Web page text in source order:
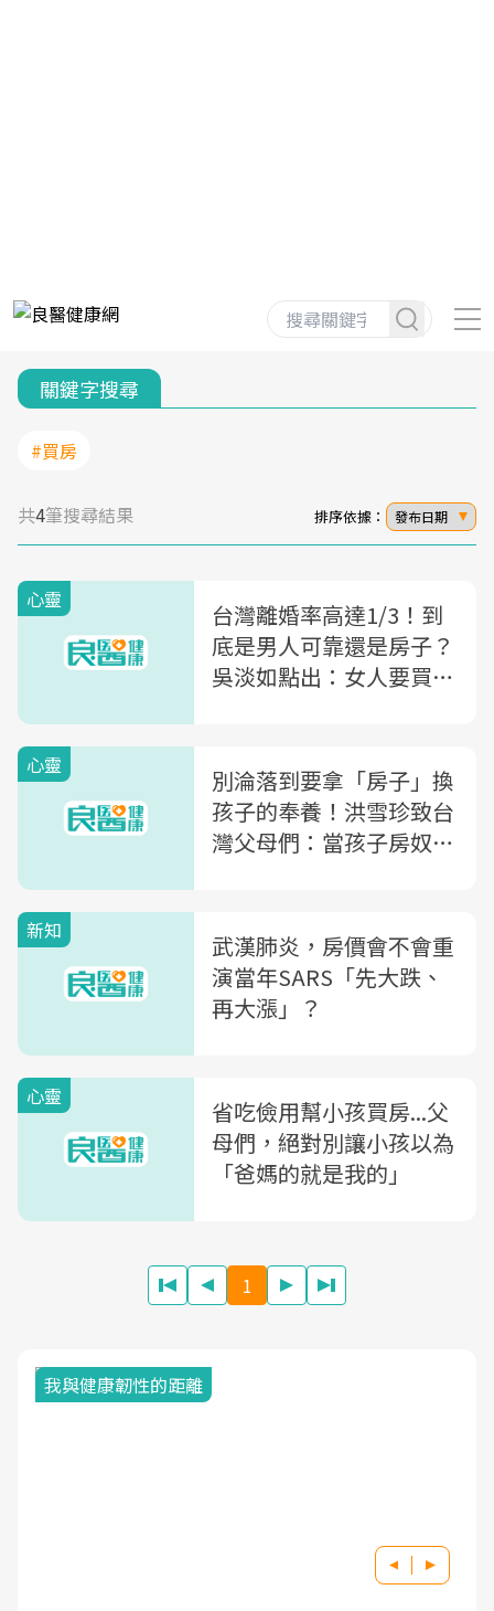
關鍵字搜尋
#買房
共4筆搜尋結果 排序依據： 發布日期
心靈
台灣離婚率高達1/3！到
底是男人可靠還是房子？
吳淡如點出：女人要買房
心靈
別淪落到要拿「房子」換
孩子的奉養！洪雪珍致台
灣父母們：當孩子房奴，
新知
武漢肺炎，房價會不會重
演當年SARS「先大跌、
再大漲」？
心靈
省吃儉用幫小孩買房...父
母們，絕對別讓小孩以為
「爸媽的就是我的」
1
我與健康韌性的距離